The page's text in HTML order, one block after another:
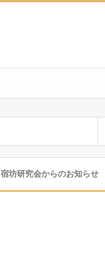
宿坊研究会からのお知らせ